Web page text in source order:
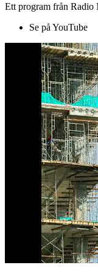
Ett program från Radio
Se på YouTube